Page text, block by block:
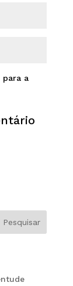
para a
Pesquisar